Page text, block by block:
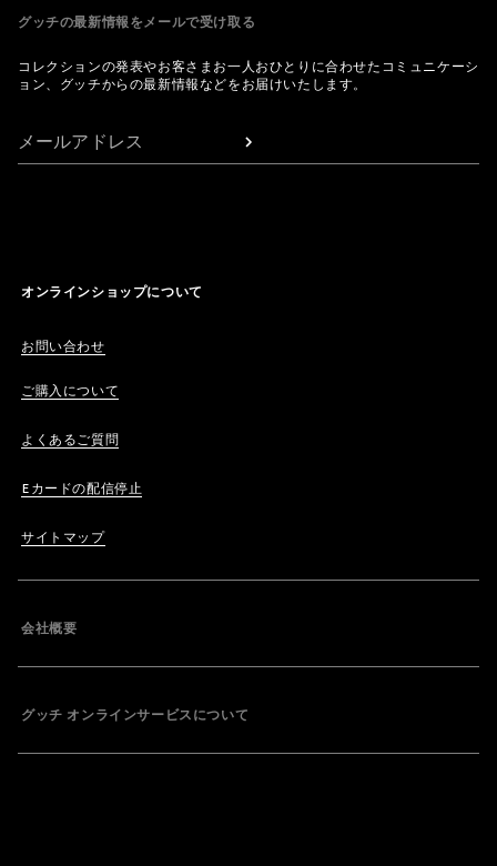
グッチの最新情報をメールで受け取る
コレクションの発表やお客さまお一人おひとりに合わせたコミュニケーシ
ョン、グッチからの最新情報などをお届けいたします。
メールアドレス
オンラインショップについて
お問い合わせ
ご購入について
よくあるご質問
Eカードの配信停止
サイトマップ
会社概要
グッチ オンラインサービスについて